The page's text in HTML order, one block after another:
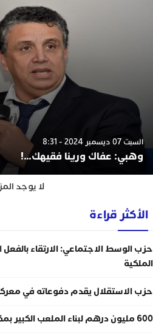
السبت 07 ديسمبر 2024 - 8:31
وهبي: عفاك ورينا فقيهك…!
لا يوجد
الأكثر قراءة
حزب الوسط الاجتماعي: الارتقاء بالفعل
الملكية
حزب الاستقلال يقدم دفوعاته في
600 مليون درهم لبناء الملعب الكبير بمكناس